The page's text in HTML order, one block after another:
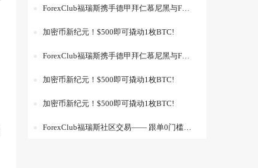
ForexClub福瑞斯携手德甲拜仁慕尼黑与F1索伯车队展开合作
加密币新纪元！$500即可撬动1枚BTC!
ForexClub福瑞斯携手德甲拜仁慕尼黑与F1索伯车队展开合作
加密币新纪元！$500即可撬动1枚BTC!
加密币新纪元！$500即可撬动1枚BTC!
ForexClub福瑞斯社区交易—— 跟单0门槛！您的交易“印钞机”来了！